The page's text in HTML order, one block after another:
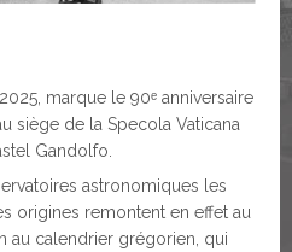
marque le 90ᵉ anniversaire
siège de la Specola Vaticana
Gandolfo.
astronomiques les
origines remontent en effet au
au calendrier grégorien, qui